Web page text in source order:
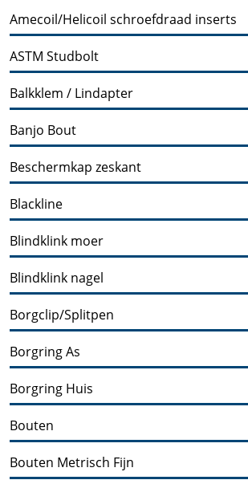
Amecoil/Helicoil schroefdraad inserts
ASTM Studbolt
Balkklem / Lindapter
Banjo Bout
Beschermkap zeskant
Blackline
Blindklink moer
Blindklink nagel
Borgclip/Splitpen
Borgring As
Borgring Huis
Bouten
Bouten Metrisch Fijn